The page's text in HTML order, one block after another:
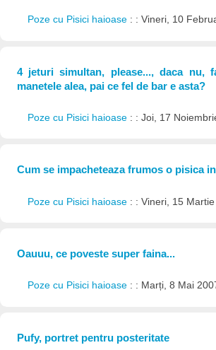
Poze cu Pisici haioase : : Vineri, 10
4 jeturi simultan, please..., daca nu,
manetele alea, pai ce fel de bar e asta?
Poze cu Pisici haioase : : Joi, 17
Cum se impacheteaza frumos o pisica
Poze cu Pisici haioase : : Vineri, 15
Oauuu, ce poveste super faina...
Poze cu Pisici haioase : : Marți, 8 Mai
Pufy, portret pentru posteritate